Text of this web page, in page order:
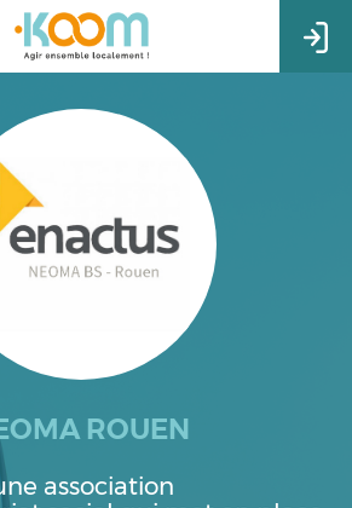
ROUEN
association